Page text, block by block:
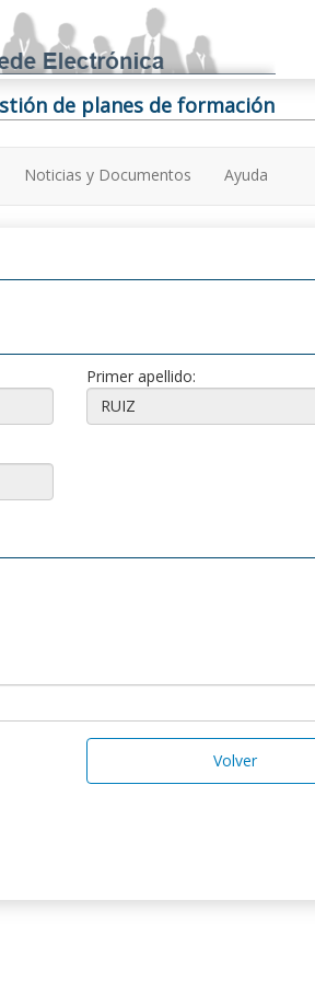
de planes de formación
Noticias y Documentos Ayuda
Primer apellido:
Volver